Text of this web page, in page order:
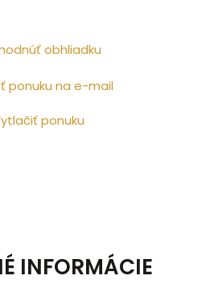
obhliadku
ponuku na e-mail
ponuku
INFORMÁCIE